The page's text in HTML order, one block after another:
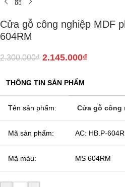
Cửa gỗ công nghiệp MDF
604RM
2.300.000₫ 2.145.000₫
THÔNG TIN SẢN PHẨM
Tên sản phẩm: Cửa gỗ công
Mã sản phẩm: AC: HB.P-
Mã màu: MS 604RM